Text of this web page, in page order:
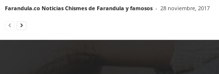
Farandula.co Noticias Chismes de Farandula y famosos - 28 noviembre, 2017